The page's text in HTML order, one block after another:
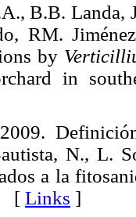
B.B. Landa,
RM.
by
in
N., L.
a la
[ Links ]